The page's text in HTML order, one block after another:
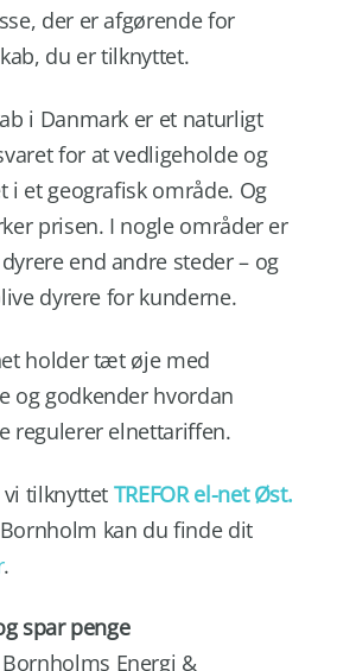
der er afgørende for
du er tilknyttet.
i Danmark er et naturligt
for at vedligeholde og
i et geografisk område. Og
prisen. I nogle områder er
end andre steder – og
dyrere for kunderne.
holder tæt øje med
og godkender hvordan
regulerer elnettariffen.
tilknyttet TREFOR el-net Øst.
kan du finde dit
.
spar penge
Energi &